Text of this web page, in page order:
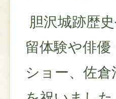
胆沢城跡歴
留体験や俳
ショー、佐